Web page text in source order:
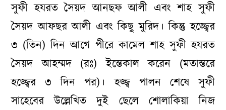
সুফী হযরত সৈয়দ আনছফ আলী এবং শাহ সুফী
সৈয়দ আফছর আলী এবং কিছু মুরিদ। কিন্তু হজ্জ্বের
৩ (তিন) দিন আগে পীরে কামেল শাহ সুফী হযরত
সৈয়দ আহম্মদ (রঃ) ইন্তেকাল করেন (মতান্তরে
হজ্জ্বের ৩ দিন পর)। হজ্জ্ব পালন শেষে সুফী
সাহেবের উল্লেখিত দুই ছেলে শোলাকিয়া নিজ